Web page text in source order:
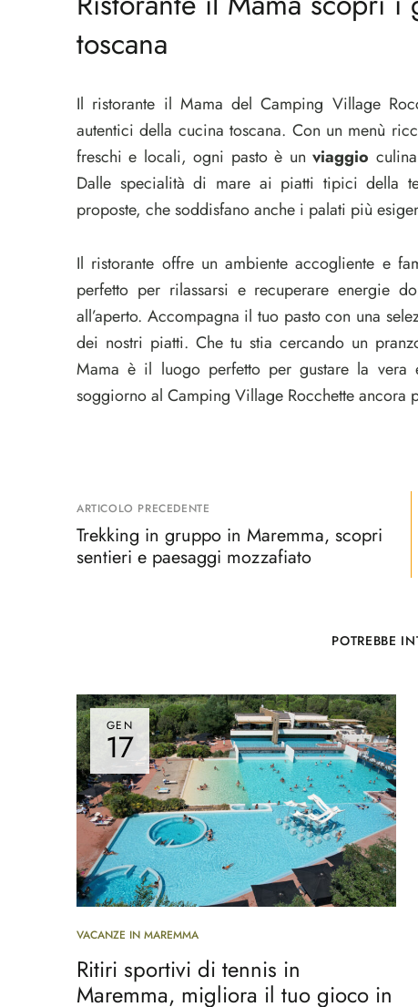
toscana
Il ristorante il Mama del Camping Village
autentici della cucina toscana. Con un menù
freschi e locali, ogni pasto è unviaggio
Dalle specialità di mare ai piatti tipici della
proposte, che soddisfano anche i palati più
Il ristorante offre un ambiente accogliente e
perfetto per rilassarsi e recuperare energie
all’aperto. Accompagna il tuo pasto con una
dei nostri piatti. Che tu stia cercando un
Mama è il luogo perfetto per gustare la vera
soggiorno al Camping Village Rocchette ancora
ARTICOLO PRECEDENTE
Trekking in gruppo in Maremma, scopri
sentieri e paesaggi mozzafiato
POTREBBE
GEN
17
VACANZE IN MAREMMA
Ritiri sportivi di tennis in
Maremma, migliora il tuo gioco in